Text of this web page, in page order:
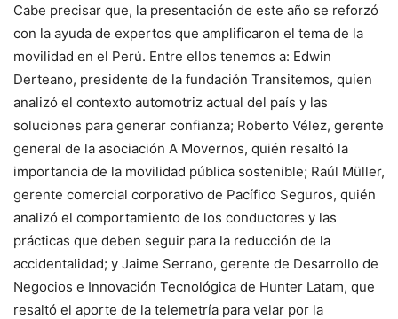
Cabe precisar que, la presentación de este año se reforzó
con la ayuda de expertos que amplificaron el tema de la
movilidad en el Perú. Entre ellos tenemos a: Edwin
Derteano, presidente de la fundación Transitemos, quien
analizó el contexto automotriz actual del país y las
soluciones para generar confianza; Roberto Vélez, gerente
general de la asociación A Movernos, quién resaltó la
importancia de la movilidad pública sostenible; Raúl Müller,
gerente comercial corporativo de Pacífico Seguros, quién
analizó el comportamiento de los conductores y las
prácticas que deben seguir para la reducción de la
accidentalidad; y Jaime Serrano, gerente de Desarrollo de
Negocios e Innovación Tecnológica de Hunter Latam, que
resaltó el aporte de la telemetría para velar por la